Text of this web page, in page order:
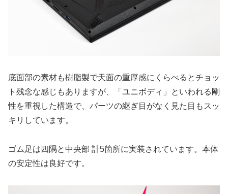
底面部の素材も樹脂製で天面の重厚感にくらべるとチョッ
ト残念な感じもありますが、「ユニボディ」といわれる剛
性を重視した構造で、パーツの継ぎ目がなく見た目もスッ
キリしています。
ゴム足は四隅と中央部 計5箇所に実装されています。本体
の安定性は良好です。